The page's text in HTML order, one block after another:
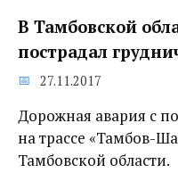
В Тамбовской
пострадал
27.11.2017
Дорожная авария с
на трассе «Тамбов-
Тамбовской области.